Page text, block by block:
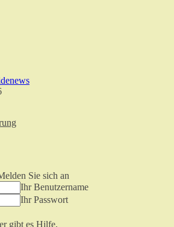
Sie sich an
Ihr Benutzername
Ihr Passwort
gibt es Hilfe.